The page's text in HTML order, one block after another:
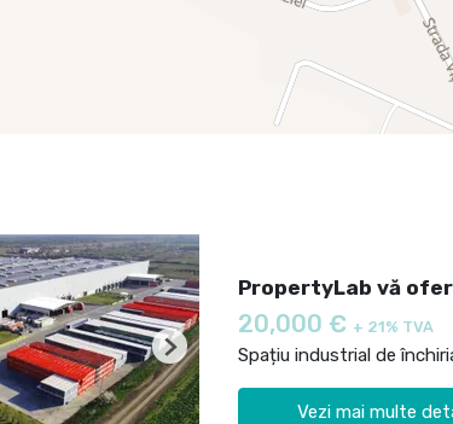
Next
PropertyLab vă
20,000 € + 21% TVA
Spațiu industrial de
Vezi mai multe